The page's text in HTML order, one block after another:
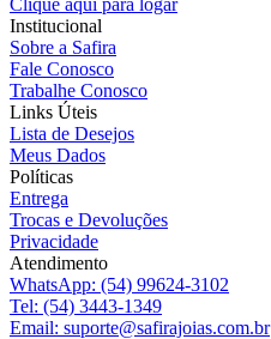
Institucional
Sobre a Safira
Fale Conosco
Trabalhe Conosco
Links Úteis
Lista de Desejos
Meus Dados
Políticas
Entrega
Trocas e Devoluções
Privacidade
Atendimento
WhatsApp: (54) 99624-3102
Tel: (54) 3443-1349
Email: suporte@safirajoias.com.br